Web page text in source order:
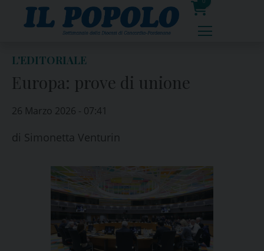
0
prodotti
L'EDITORIALE
Europa: prove di unione
26 Marzo 2026 - 07:41
di Simonetta Venturin